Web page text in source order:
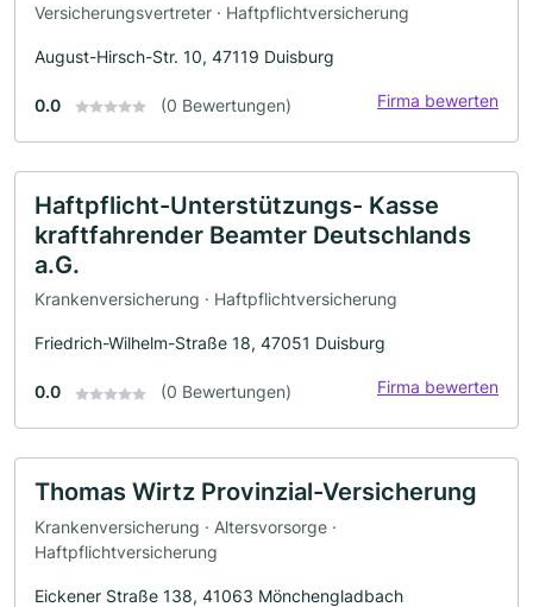
Versicherungsvertreter · Haftpflichtversicherung
August-Hirsch-Str. 10, 47119 Duisburg
0.0 (0 Bewertungen) Firma bewerten
Haftpflicht-Unterstützungs- Kasse
kraftfahrender Beamter Deutschlands
a.G.
Krankenversicherung · Haftpflichtversicherung
Friedrich-Wilhelm-Straße 18, 47051 Duisburg
0.0 (0 Bewertungen) Firma bewerten
Thomas Wirtz Provinzial-Versicherung
Krankenversicherung · Altersvorsorge ·
Haftpflichtversicherung
Eickener Straße 138, 41063 Mönchengladbach